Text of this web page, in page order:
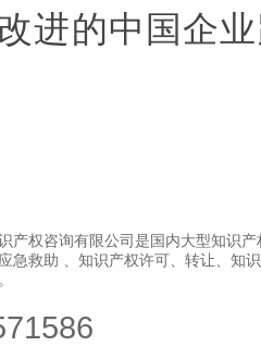
进的中国企
产权咨询有限公司是国内大型知识
急救助 、知识产权许可、转让、知